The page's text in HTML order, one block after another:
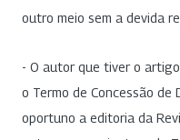
outro meio sem a devida
- O autor que tiver o
o Termo de Concessão de
oportuno a editoria da